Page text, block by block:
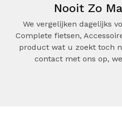
Nooit Zo
We vergelijken dagelijks
Complete fietsen,
product wat u zoekt toch
contact met ons op,